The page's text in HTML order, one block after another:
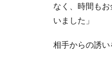
なく、時間も
いました」
相手からの誘い